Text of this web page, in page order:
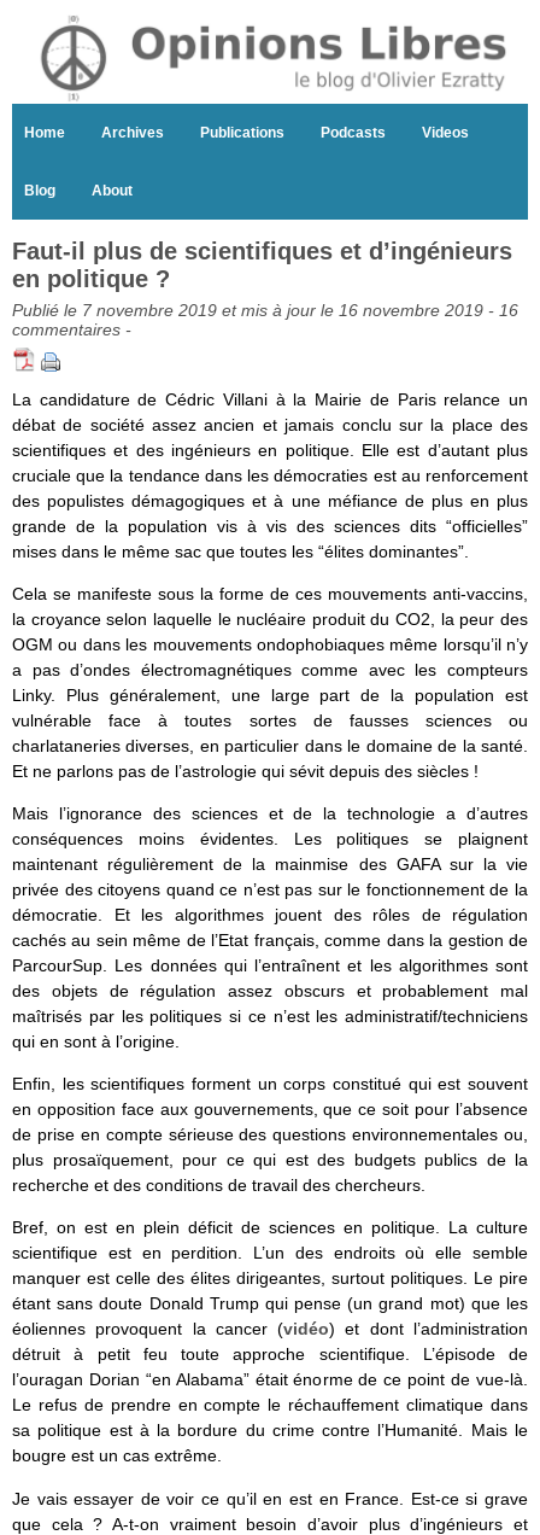
Home Archives Publications Podcasts Videos
Blog About
Faut-il plus de scientifiques et d’ingénieurs
en politique ?
Publié le 7 novembre 2019 et mis à jour le 16 novembre 2019 - 16
commentaires -
La candidature de Cédric Villani à la Mairie de Paris relance un
débat de société assez ancien et jamais conclu sur la place des
scientifiques et des ingénieurs en politique. Elle est d’autant plus
cruciale que la tendance dans les démocraties est au renforcement
des populistes démagogiques et à une méfiance de plus en plus
grande de la population vis à vis des sciences dits “officielles”
mises dans le même sac que toutes les “élites dominantes”.
Cela se manifeste sous la forme de ces mouvements anti-vaccins,
la croyance selon laquelle le nucléaire produit du CO2, la peur des
OGM ou dans les mouvements ondophobiaques même lorsqu’il n’y
a pas d’ondes électromagnétiques comme avec les compteurs
Linky. Plus généralement, une large part de la population est
vulnérable face à toutes sortes de fausses sciences ou
charlataneries diverses, en particulier dans le domaine de la santé.
Et ne parlons pas de l’astrologie qui sévit depuis des siècles !
Mais l’ignorance des sciences et de la technologie a d’autres
conséquences moins évidentes. Les politiques se plaignent
maintenant régulièrement de la mainmise des GAFA sur la vie
privée des citoyens quand ce n’est pas sur le fonctionnement de la
démocratie. Et les algorithmes jouent des rôles de régulation
cachés au sein même de l’Etat français, comme dans la gestion de
ParcourSup. Les données qui l’entraînent et les algorithmes sont
des objets de régulation assez obscurs et probablement mal
maîtrisés par les politiques si ce n’est les administratif/techniciens
qui en sont à l’origine.
Enfin, les scientifiques forment un corps constitué qui est souvent
en opposition face aux gouvernements, que ce soit pour l’absence
de prise en compte sérieuse des questions environnementales ou,
plus prosaïquement, pour ce qui est des budgets publics de la
recherche et des conditions de travail des chercheurs.
Bref, on est en plein déficit de sciences en politique. La culture
scientifique est en perdition. L’un des endroits où elle semble
manquer est celle des élites dirigeantes, surtout politiques. Le pire
étant sans doute Donald Trump qui pense (un grand mot) que les
éoliennes provoquent la cancer (vidéo) et dont l’administration
détruit à petit feu toute approche scientifique. L’épisode de
l’ouragan Dorian “en Alabama” était énorme de ce point de vue-là.
Le refus de prendre en compte le réchauffement climatique dans
sa politique est à la bordure du crime contre l’Humanité. Mais le
bougre est un cas extrême.
Je vais essayer de voir ce qu’il en est en France. Est-ce si grave
que cela ? A-t-on vraiment besoin d’avoir plus d’ingénieurs et